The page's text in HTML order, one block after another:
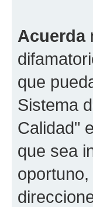
Acuerda
que
Sistema
Calidad"
que sea